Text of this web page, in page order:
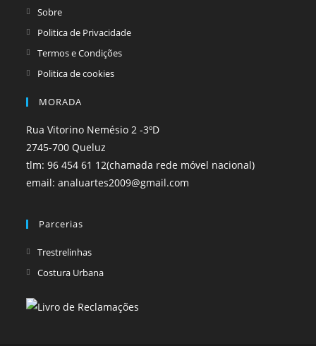
tab
Sobre
Politica de Privacidade
Termos e Condições
Politica de cookies
MORADA
Rua Vitorino Nemésio 2 -3ºD
2745-700 Queluz
tlm: 96 454 61 12(chamada rede móvel nacional)
email: analuartes2009@gmail.com
Parcerias
TrestrelinhasOpens
in
new
Costura UrbanaOpens
a